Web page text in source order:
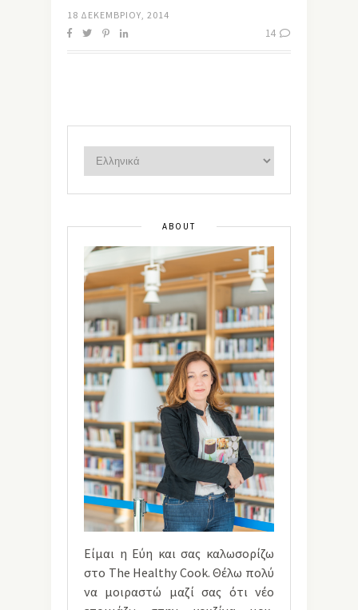
18 ΔΕΚΕΜΒΡΊΟΥ, 2014
14
ABOUT
Είμαι η Εύη και σας καλωσορίζω
στο The Healthy Cook. Θέλω πολύ
να μοιραστώ μαζί σας ότι νέο